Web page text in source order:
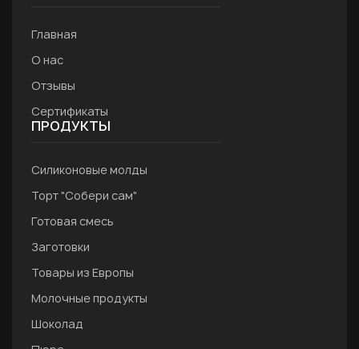
Главная
О нас
Отзывы
Сертификаты
ПРОДУКТЫ
Силиконовые молды
Торт "Собери сам"
Готовая смесь
Заготовки
Товары из Европы
Молочные продукты
Шоколад